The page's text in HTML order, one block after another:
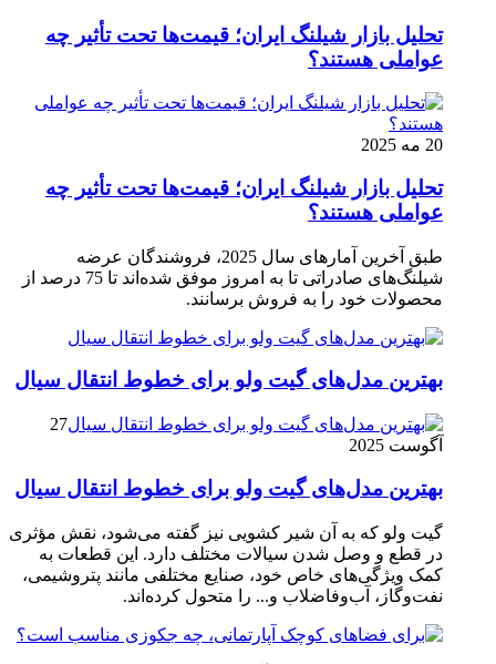
تحلیل بازار شیلنگ ایران؛ قیمت‌ها تحت تأثیر چه
عواملی هستند؟
20 مه 2025
تحلیل بازار شیلنگ ایران؛ قیمت‌ها تحت تأثیر چه
عواملی هستند؟
طبق آخرین آمارهای سال 2025، فروشندگان عرضه
شیلنگ‌های صادراتی تا به امروز موفق شده‌اند تا 75 درصد از
محصولات خود را به فروش برسانند.
بهترین مدل‌های گیت ولو برای خطوط انتقال سیال
27
آگوست 2025
بهترین مدل‌های گیت ولو برای خطوط انتقال سیال
گیت ولو که به آن شیر کشویی نیز گفته می‌شود، نقش مؤثری
در قطع و وصل شدن سیالات مختلف دارد. این قطعات به
کمک ویژگی‌های خاص خود، صنایع مختلفی مانند پتروشیمی،
نفت‌وگاز، آب‌وفاضلاب و... را متحول کرده‌اند.